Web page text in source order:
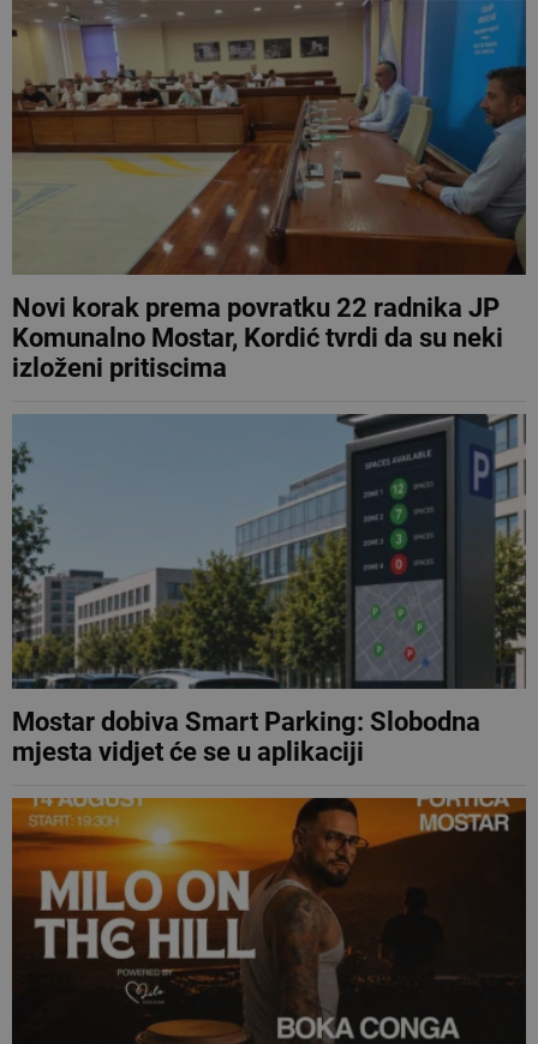
Novi korak prema povratku 22 radnika JP
Komunalno Mostar, Kordić tvrdi da su neki
izloženi pritiscima
Mostar dobiva Smart Parking: Slobodna
mjesta vidjet će se u aplikaciji